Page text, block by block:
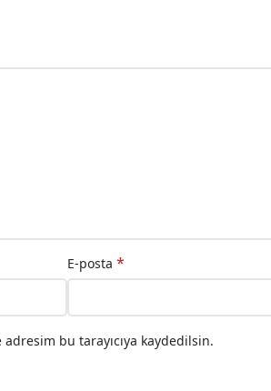
E-posta *
bu tarayıcıya kaydedilsin.